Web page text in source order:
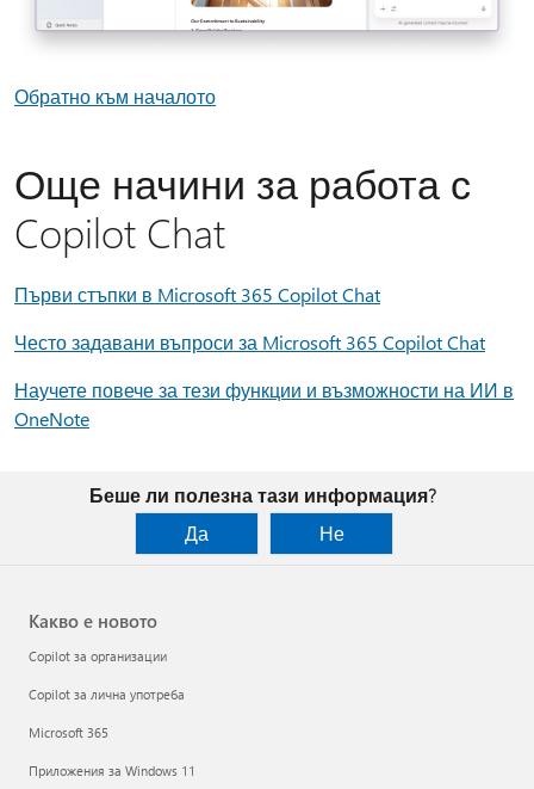
Обратно към началото
Още начини за работа с
Copilot Chat
Първи стъпки в Microsoft 365 Copilot Chat
Често задавани въпроси за Microsoft 365 Copilot Chat
Научете повече за тези функции и възможности на ИИ в
OneNote
Беше ли полезна тази информация?
Да
Не
Какво е новото
Copilot за организации
Copilot за лична употреба
Microsoft 365
Приложения за Windows 11